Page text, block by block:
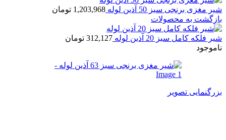
شیر مغزی برنجی سبز 50 آذین لوله 1,203,968 تومان
بازگشت به محصولات
شیر فلکه کامل سبز 20 آذین لوله 312,127 تومان
ناموجود
بزرگنمایی تصویر